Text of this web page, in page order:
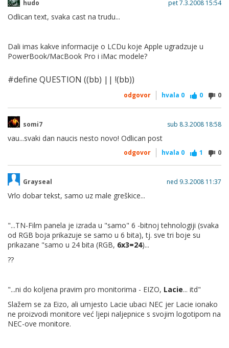
hudo pet 7.3.2008 15:54
Odlican text, svaka cast na trudu...
Dali imas kakve informacije o LCDu koje Apple ugradzuje u
PowerBook/MacBook Pro i iMac modele?
#define QUESTION ((bb) || !(bb))
odgovor hvala 0 0 0
somi7 sub 8.3.2008 18:58
vau...svaki dan naucis nesto novo! Odlican post
odgovor hvala 0 1 0
Grayseal ned 9.3.2008 11:37
Vrlo dobar tekst, samo uz male greškice...
"...TN-Film panela je izrada u "samo" 6 -bitnoj tehnologiji (svaka
od RGB boja prikazuje se samo u 6 bita), tj. sve tri boje su
prikazane "samo u 24 bita (RGB, 6x3=24)...
??
"...ni do koljena pravim pro monitorima - EIZO, Lacie... itd"
Slažem se za Eizo, ali umjesto Lacie ubaci NEC jer Lacie ionako
ne proizvodi monitore već ljepi naljepnice s svojim logotipom na
NEC-ove monitore.